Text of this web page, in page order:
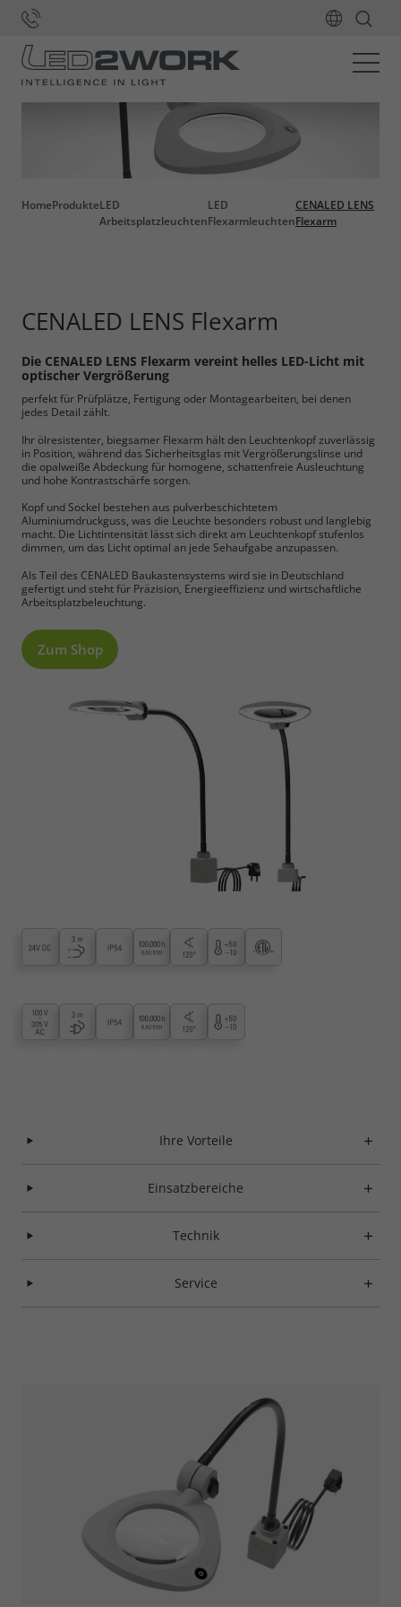
HomeProdukteLED
Arbeitsplatzleuchten
LED
Flexarmleuchten
CENALED LENS
Flexarm
CENALED LENS Flexarm
Die CENALED LENS Flexarm vereint helles LED-Licht mit
optischer Vergrößerung
perfekt für Prüfplätze, Fertigung oder Montagearbeiten, bei denen
jedes Detail zählt.
Ihr ölresistenter, biegsamer Flexarm hält den Leuchtenkopf zuverlässig
in Position, während das Sicherheitsglas mit Vergrößerungslinse und
die opalweiße Abdeckung für homogene, schattenfreie Ausleuchtung
und hohe Kontrastschärfe sorgen.
Kopf und Sockel bestehen aus pulverbeschichtetem
Aluminiumdruckguss, was die Leuchte besonders robust und langlebig
macht. Die Lichtintensität lässt sich direkt am Leuchtenkopf stufenlos
dimmen, um das Licht optimal an jede Sehaufgabe anzupassen.
Als Teil des CENALED Baukastensystems wird sie in Deutschland
gefertigt und steht für Präzision, Energieeffizienz und wirtschaftliche
Arbeitsplatzbeleuchtung.
Zum Shop
Ihre Vorteile
Einsatzbereiche
Technik
Service